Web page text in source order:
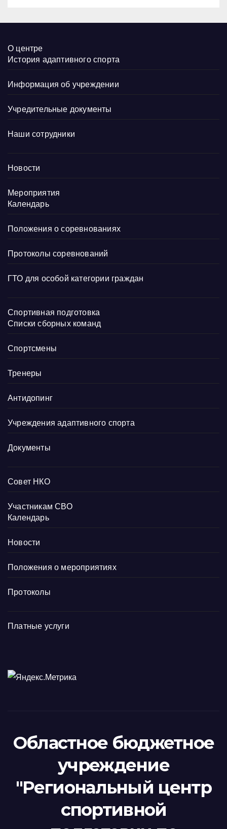
О центре
История адаптивного спорта
Информация об учреждении
Учредительные документы
Наши сотрудники
Новости
Мероприятия
Календарь
Положения о соревнованиях
Протоколы соревнований
ГТО для особой категории граждан
Спортивная подготовка
Списки сборных команд
Спортсмены
Тренеры
Антидопинг
Учреждения адаптивного спорта
Документы
Совет НКО
Участникам СВО
Календарь
Новости
Положения о мероприятиях
Протоколы
Платные услуги
Областное бюджетное
учреждение
"Региональный центр
спортивной